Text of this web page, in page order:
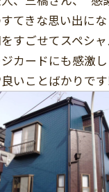
てきな思い出に
すごせてスペシ
カードにも感激
いことばかりで